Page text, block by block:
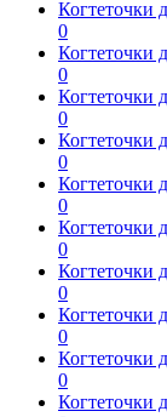
Когтеточки
0
Когтеточки
0
Когтеточки
0
Когтеточки
0
Когтеточки
0
Когтеточки
0
Когтеточки
0
Когтеточки
0
Когтеточки
0
Когтеточки